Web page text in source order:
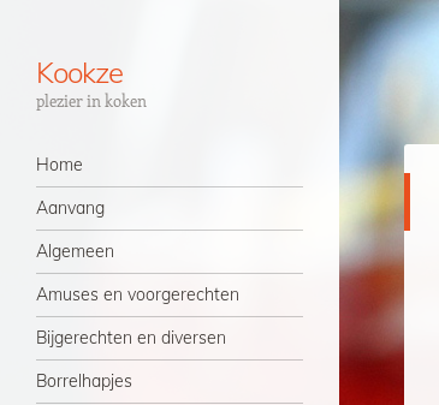
Kookze
plezier in koken
Navigatie
Spring naar inhoud
Home
Aanvang
Algemeen
Amuses en voorgerechten
Bijgerechten en diversen
Borrelhapjes